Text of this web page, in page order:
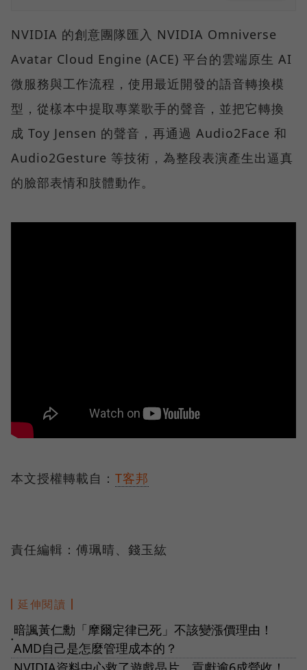
NVIDIA 的創意團隊匯入 NVIDIA Omniverse
Avatar Cloud Engine (ACE) 平台的雲端原生 AI
微服務與工作流程，使用最近開發的語音轉換模
型，從樣本中提取專業歌手的聲音，並把它轉換
成 Toy Jensen 的聲音，再通過 Audio2Face 和
Audio2Gesture 等技術，為整段表演產生出逼真
的臉部表情和肢體動作。
本文授權轉載自： T客邦
責任編輯：傅珮晴、錢玉紘
延伸閱讀
●
暗諷黃仁勳「摩爾定律已死」不該變漲價理由！
AMD自己是怎麼管理成本的？